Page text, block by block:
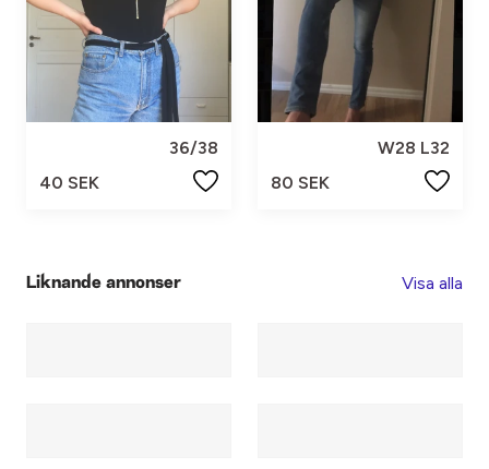
36/38
40 SEK
W28 L32
80 SEK
Liknande annonser Visa alla